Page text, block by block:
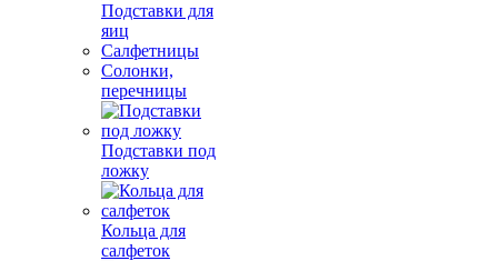
Подставки для
яиц
Салфетницы
Солонки,
перечницы
Подставки под
ложку
Кольца для
салфеток